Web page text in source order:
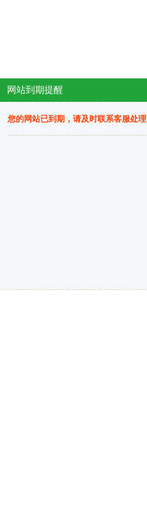
网站到期提醒
您的网站已到期，请及时联系客服处理